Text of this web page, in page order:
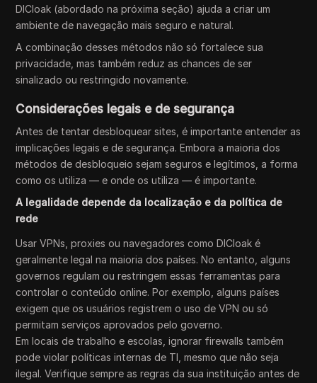
DICloak (abordado na próxima seção) ajuda a criar um
ambiente de navegação mais seguro e natural.
A combinação desses métodos não só fortalece sua
privacidade, mas também reduz as chances de ser
sinalizado ou restringido novamente.
Considerações legais e de segurança
Antes de tentar desbloquear sites, é importante entender as
implicações legais e de segurança. Embora a maioria dos
métodos de desbloqueio sejam seguros e legítimos, a forma
como os utiliza — e onde os utiliza — é importante.
A legalidade depende da localização e da política de
rede
Usar VPNs, proxies ou navegadores como DICloak é
geralmente legal na maioria dos países. No entanto, alguns
governos regulam ou restringem essas ferramentas para
controlar o conteúdo online. Por exemplo, alguns países
exigem que os usuários registrem o uso de VPN ou só
permitam serviços aprovados pelo governo.
Em locais de trabalho e escolas, ignorar firewalls também
pode violar políticas internas de TI, mesmo que não seja
ilegal. Verifique sempre as regras da sua instituição antes de